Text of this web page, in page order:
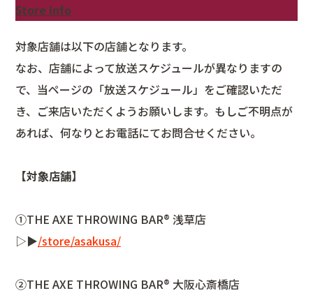
Store Info
対象店舗は以下の店舗となります。
なお、店舗によって放送スケジュールが異なりますの
で、当ページの「放送スケジュール」をご確認いただ
き、ご来店いただくようお願いします。もしご不明点が
あれば、何なりとお電話にてお問合せください。
【対象店舗】
①THE AXE THROWING BAR®︎ 浅草店
▷▶︎/store/asakusa/
②THE AXE THROWING BAR®︎ 大阪心斎橋店